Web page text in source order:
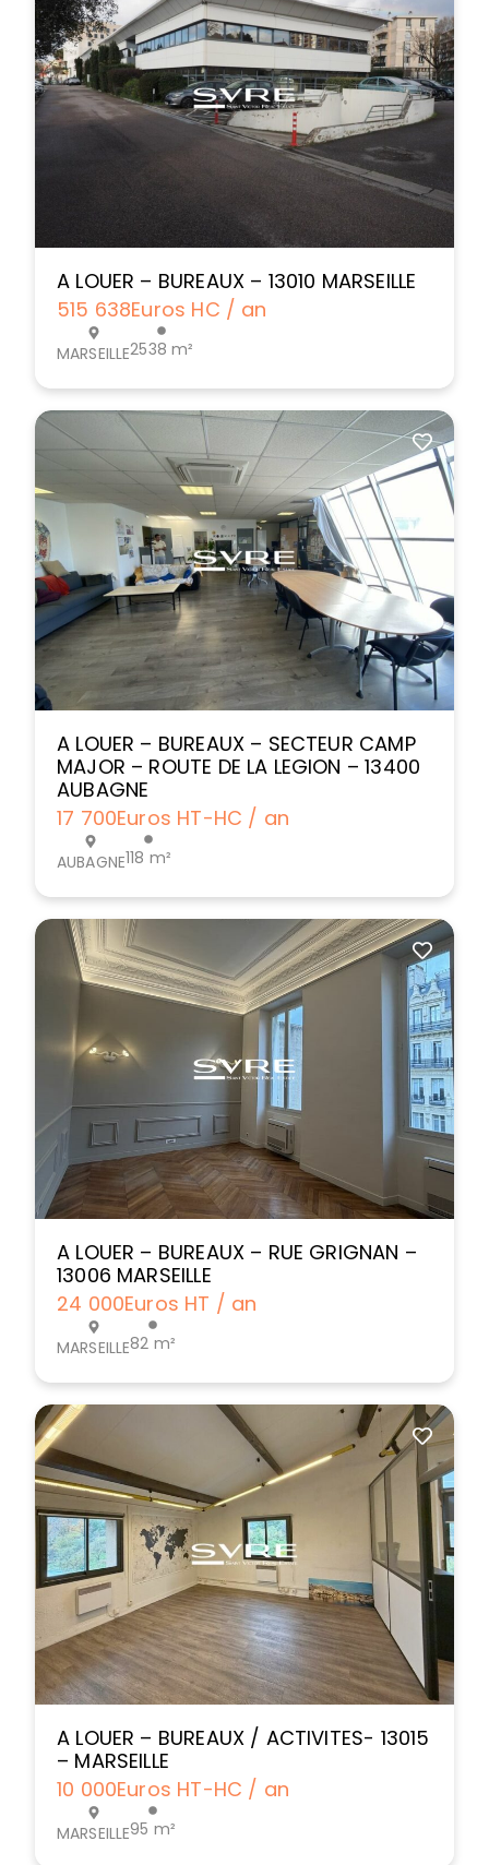
A LOUER – BUREAUX – 13010 MARSEILLE
515 638Euros HC / an
MARSEILLE2538 m²
A LOUER – BUREAUX – SECTEUR CAMP
MAJOR – ROUTE DE LA LEGION – 13400
AUBAGNE
17 700Euros HT-HC / an
AUBAGNE118 m²
A LOUER – BUREAUX – RUE GRIGNAN –
13006 MARSEILLE
24 000Euros HT / an
MARSEILLE82 m²
A LOUER – BUREAUX / ACTIVITES- 13015
– MARSEILLE
10 000Euros HT-HC / an
MARSEILLE95 m²